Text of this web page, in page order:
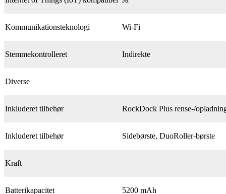
Kommunikationsteknologi Wi-Fi
Stemmekontrolleret Indirekte
Diverse
Inkluderet tilbehør RockDock Plus rense-/
Inkluderet tilbehør Sidebørste, DuoRoller-børste
Kraft
Batterikapacitet 5200 mAh